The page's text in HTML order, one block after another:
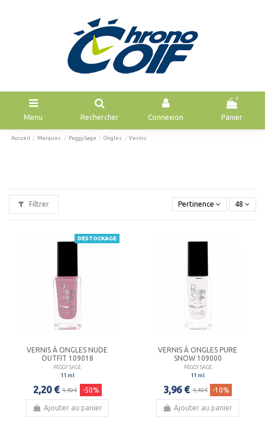
Menu Rechercher Connexion
0
Panier
Accueil Marques Peggy Sage Ongles Vernis
Filtrer Pertinence 48
DESTOCKAGE
VERNIS À ONGLES NUDE
OUTFIT 109018
PEGGY SAGE
11 ml
2,20 € 4,40 € -50%
Ajouter au panier
VERNIS À ONGLES PURE
SNOW 109000
PEGGY SAGE
11 ml
3,96 € 4,40 € -10%
Ajouter au panier